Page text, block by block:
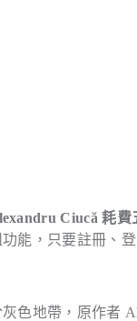
Ciucă 耗費
能，只要註冊、
色地帶，原作者